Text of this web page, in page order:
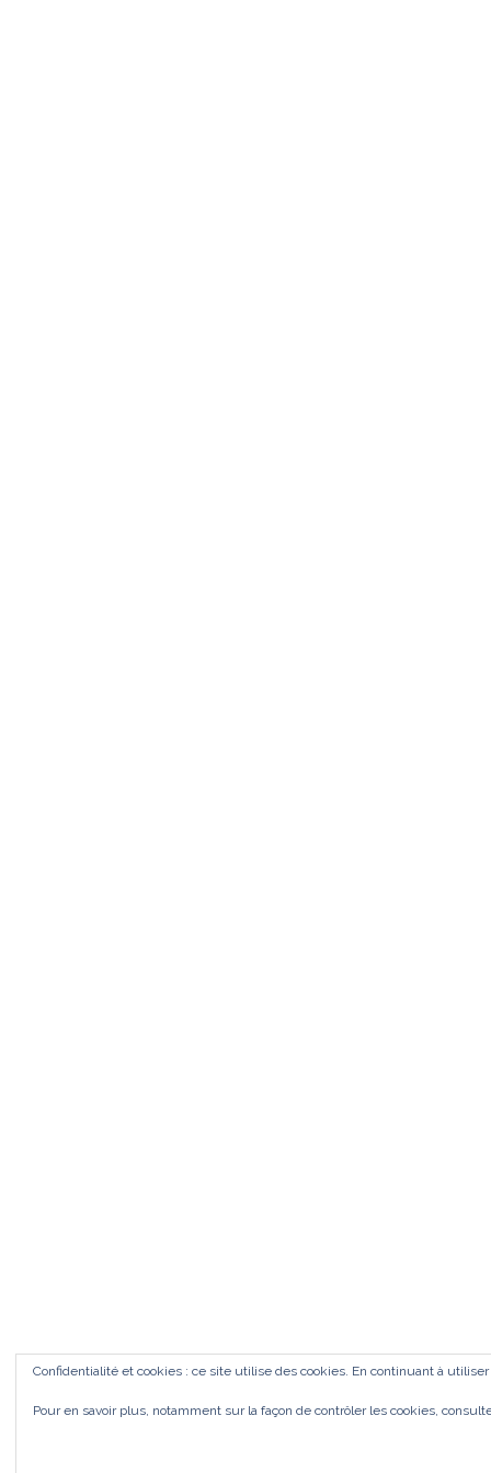
Confidentialité et cookies : ce site utilise des cookies. En continuant à
Pour en savoir plus, notamment sur la façon de contrôler les cookies,